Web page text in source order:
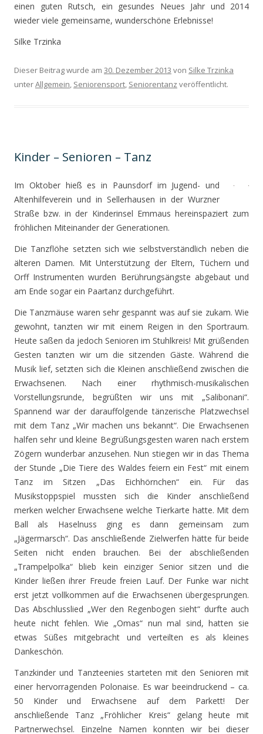
einen guten Rutsch, ein gesundes Neues Jahr und 2014
wieder viele gemeinsame, wunderschöne Erlebnisse!
Silke Trzinka
Dieser Beitrag wurde am 30. Dezember 2013 von Silke Trzinka
unterAllgemein, Seniorensport, Seniorentanz veröffentlicht.
Kinder – Senioren – Tanz
Im Oktober hieß es in Paunsdorf im Jugend- und
Altenhilfeverein und in Sellerhausen in der Wurzner
Straße bzw. in der Kinderinsel Emmaus hereinspaziert zum
fröhlichen Miteinander der Generationen.
Die Tanzflöhe setzten sich wie selbstverständlich neben die
älteren Damen. Mit Unterstützung der Eltern, Tüchern und
Orff Instrumenten wurden Berührungsängste abgebaut und
am Ende sogar ein Paartanz durchgeführt.
Die Tanzmäuse waren sehr gespannt was auf sie zukam. Wie
gewohnt, tanzten wir mit einem Reigen in den Sportraum.
Heute saßen da jedoch Senioren im Stuhlkreis! Mit grüßenden
Gesten tanzten wir um die sitzenden Gäste. Während die
Musik lief, setzten sich die Kleinen anschließend zwischen die
Erwachsenen. Nach einer rhythmisch-musikalischen
Vorstellungsrunde, begrüßten wir uns mit „Salibonani“.
Spannend war der darauffolgende tänzerische Platzwechsel
mit dem Tanz „Wir machen uns bekannt“. Die Erwachsenen
halfen sehr und kleine Begrüßungsgesten waren nach erstem
Zögern wunderbar anzusehen. Nun stiegen wir in das Thema
der Stunde „Die Tiere des Waldes feiern ein Fest“ mit einem
Tanz im Sitzen „Das Eichhörnchen“ ein. Für das
Musikstoppspiel mussten sich die Kinder anschließend
merken welcher Erwachsene welche Tierkarte hatte. Mit dem
Ball als Haselnuss ging es dann gemeinsam zum
„Jägermarsch“. Das anschließende Zielwerfen hätte für beide
Seiten nicht enden brauchen. Bei der abschließenden
„Trampelpolka“ blieb kein einziger Senior sitzen und die
Kinder ließen ihrer Freude freien Lauf. Der Funke war nicht
erst jetzt vollkommen auf die Erwachsenen übergesprungen.
Das Abschlusslied „Wer den Regenbogen sieht“ durfte auch
heute nicht fehlen. Wie „Omas“ nun mal sind, hatten sie
etwas Süßes mitgebracht und verteilten es als kleines
Dankeschön.
Tanzkinder und Tanzteenies starteten mit den Senioren mit
einer hervorragenden Polonaise. Es war beeindruckend – ca.
50 Kinder und Erwachsene auf dem Parkett! Der
anschließende Tanz „Fröhlicher Kreis“ gelang heute mit
Partnerwechsel. Einzelne Namen konnten wir bei dieser